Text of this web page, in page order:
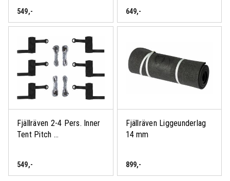
549,- 649,-
Fjällräven 2-4 Pers. Inner
Tent Pitch ...
549,-
Fjällräven Liggeunderlag
14 mm
899,-